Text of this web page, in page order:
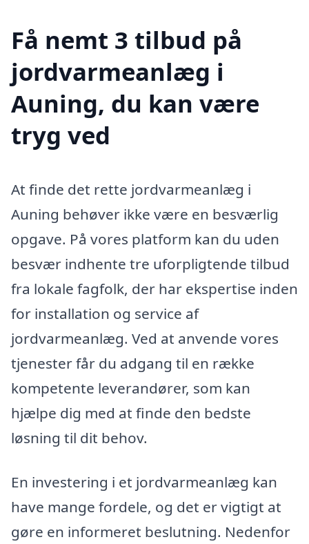
Få nemt 3 tilbud på
jordvarmeanlæg i
Auning, du kan være
tryg ved
At finde det rette jordvarmeanlæg i
Auning behøver ikke være en besværlig
opgave. På vores platform kan du uden
besvær indhente tre uforpligtende tilbud
fra lokale fagfolk, der har ekspertise inden
for installation og service af
jordvarmeanlæg. Ved at anvende vores
tjenester får du adgang til en række
kompetente leverandører, som kan
hjælpe dig med at finde den bedste
løsning til dit behov.
En investering i et jordvarmeanlæg kan
have mange fordele, og det er vigtigt at
gøre en informeret beslutning. Nedenfor